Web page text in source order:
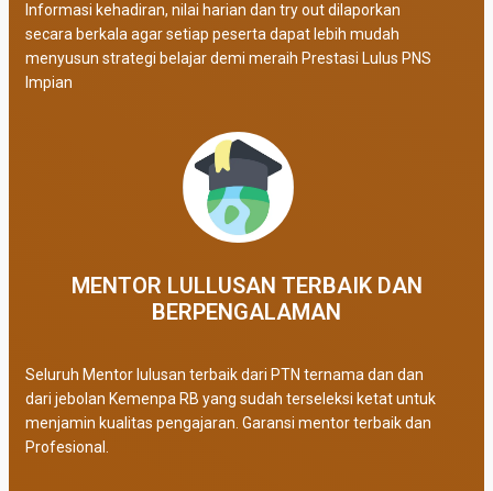
Informasi kehadiran, nilai harian dan try out dilaporkan
secara berkala agar setiap peserta dapat lebih mudah
menyusun strategi belajar demi meraih Prestasi Lulus PNS
Impian
MENTOR LULLUSAN TERBAIK DAN
BERPENGALAMAN
Seluruh Mentor lulusan terbaik dari PTN ternama dan dan
dari jebolan Kemenpa RB yang sudah terseleksi ketat untuk
menjamin kualitas pengajaran. Garansi mentor terbaik dan
Profesional.